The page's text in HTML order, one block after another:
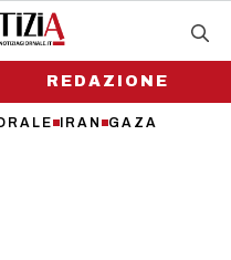
IRAN GAZA
REDAZIONE